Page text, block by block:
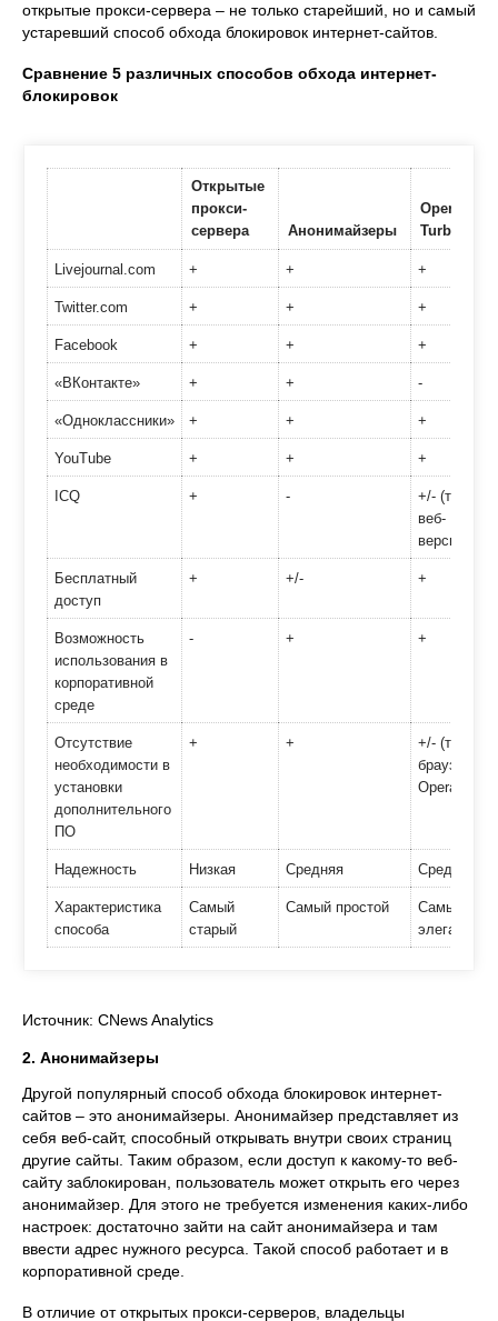
открытые прокси-сервера – не только старейший, но и самый
устаревший способ обхода блокировок интернет-сайтов.
Сравнение 5 различных способов обхода интернет-
блокировок
Открытые
прокси-
сервера
Анонимайзеры
Opera
Turbo
Livejournal.com + + +
Twitter.com + + +
Facebook + + +
«ВКонтакте» + + -
«Одноклассники» + + +
YouTube + + +
ICQ + -
+/- (только
веб-
версия)
Бесплатный
доступ
+ +/- +
Возможность
использования в
корпоративной
среде
- + +
Отсутствие
необходимости в
установки
дополнительного
ПО
+ +
+/- (только
браузер
Opera)
Надежность Низкая Средняя Средняя
Характеристика
способа
Самый
старый
Самый простой
Самый
элегантный
Источник: CNews Analytics
2. Анонимайзеры
Другой популярный способ обхода блокировок интернет-
сайтов – это анонимайзеры. Анонимайзер представляет из
себя веб-сайт, способный открывать внутри своих страниц
другие сайты. Таким образом, если доступ к какому-то веб-
сайту заблокирован, пользователь может открыть его через
анонимайзер. Для этого не требуется изменения каких-либо
настроек: достаточно зайти на сайт анонимайзера и там
ввести адрес нужного ресурса. Такой способ работает и в
корпоративной среде.
В отличие от открытых прокси-серверов, владельцы